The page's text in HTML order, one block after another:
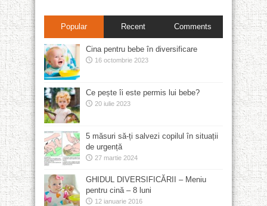
Popular Recent Comments
Cina pentru bebe în diversificare
16 octombrie 2023
Ce pește îi este permis lui bebe?
20 iulie 2023
5 măsuri să-ți salvezi copilul în situații
de urgență
27 martie 2024
GHIDUL DIVERSIFICĂRII – Meniu
pentru cină – 8 luni
12 ianuarie 2016